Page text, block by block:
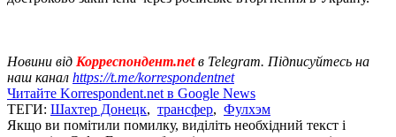
Новини від Корреспондент.netв Telegram. Підписуйтесь на
наш канал https://t.me/korrespondentnet
Читайте Korrespondent.net в Google News
ТЕГИ: Шахтер Донецк, трансфер, Фулхэм
Якщо ви помітили помилку, виділіть необхідний текст і